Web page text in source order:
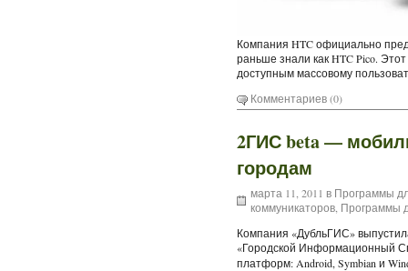
Компания HTC официально
раньше знали как HTC Pico.
доступным массовому
Комментариев (0)
2ГИС beta —
городам
марта 11, 2011 в Программы
коммуникаторов Программы
Компания «ДубльГИС»
«Городской Информационный
платформ: Android, Symbian и